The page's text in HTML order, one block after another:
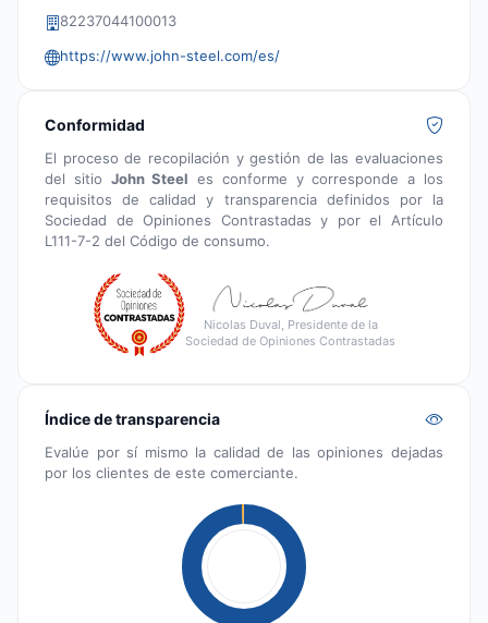
82237044100013
https://www.john-steel.com/es/
Conformidad
El proceso de recopilación y gestión de las evaluaciones
del sitio John Steel es conforme y corresponde a los
requisitos de calidad y transparencia definidos por la
Sociedad de Opiniones Contrastadas y por el Artículo
L111-7-2 del Código de consumo.
Nicolas Duval, Presidente de la
Sociedad de Opiniones Contrastadas
Índice de transparencia
Evalúe por sí mismo la calidad de las opiniones dejadas
por los clientes de este comerciante.